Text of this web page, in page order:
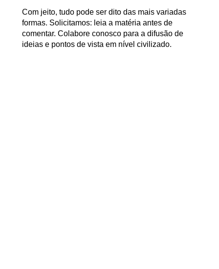
Com jeito, tudo pode ser dito das mais variadas
formas. Solicitamos: leia a matéria antes de
comentar. Colabore conosco para a difusão de
ideias e pontos de vista em nível civilizado.